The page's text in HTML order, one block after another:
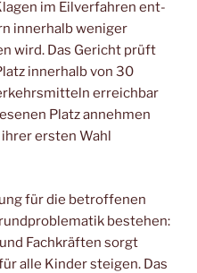
im Eil­ver­fah­ren ent­
inner­halb weni­ger
wird. Das Gericht prüft
inner­halb von 30
erreich­bar
Platz anneh­men
ers­ten Wahl
für die betrof­fe­nen
bestehen:
Fach­kräf­ten sorgt
alle Kin­der stei­gen. Das